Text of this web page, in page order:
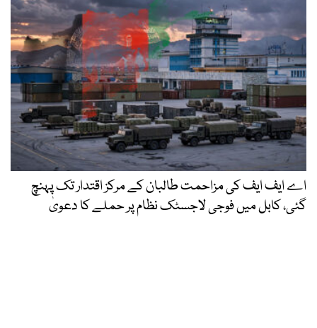
اے ایف ایف کی مزاحمت طالبان کے مرکز اقتدار تک پہنچ
گئی، کابل میں فوجی لاجسٹک نظام پر حملے کا دعویٰ